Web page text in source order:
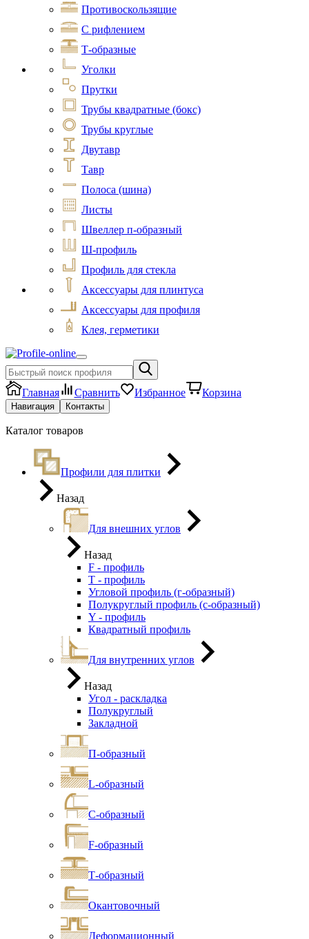
Противоскользящие
С рифлением
Т-образные
Уголки
Прутки
Трубы квадратные (бокс)
Трубы круглые
Двутавр
Тавр
Полоса (шина)
Листы
Швеллер п-образный
Ш-профиль
Профиль для стекла
Аксессуары для плинтуса
Аксессуары для профиля
Клея, герметики
Главная Сравнить Избранное Корзина
Навигация Контакты
Каталог товаров
Профили для плитки
Назад
Для внешних углов
Назад
F - профиль
Т - профиль
Угловой профиль (г-образный)
Полукруглый профиль (с-образный)
Y - профиль
Квадратный профиль
Для внутренних углов
Назад
Угол - раскладка
Полукруглый
Закладной
П-образный
L-образный
С-образный
F-образный
Т-образный
Окантовочный
Деформационный